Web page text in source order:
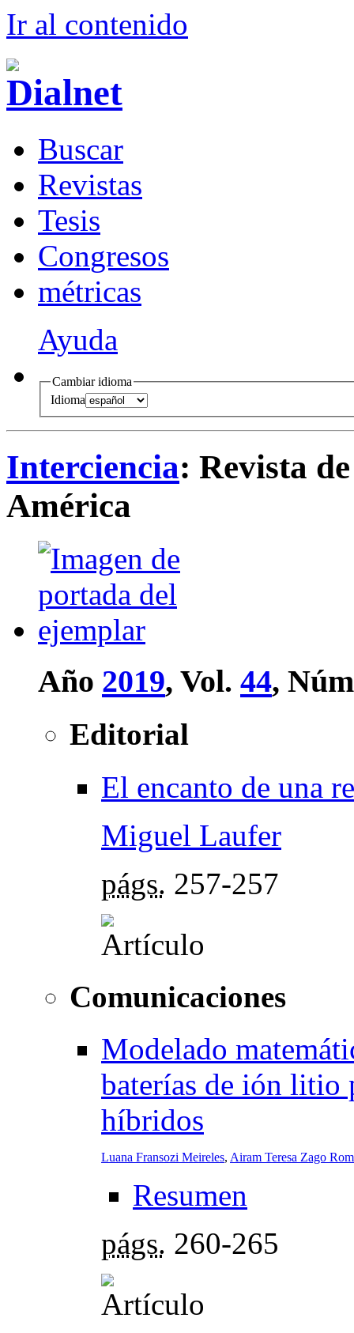
Ir al contenido
Buscar
Revistas
Tesis
Congresos
métricas
Ayuda
Cambiar idioma
Idioma
Interciencia: Revista
América
Año 2019, Vol. 44,
Editorial
El encanto de una
Miguel Laufer
págs. 257-257
Comunicaciones
Modelado
baterías de ión litio
híbridos
Luana Fransozi Meireles, Airam Teresa Zago
Resumen
págs. 260-265